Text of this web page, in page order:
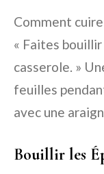
Comment
« Faites bouillir
casserole. »
feuilles
avec une
Bouillir les